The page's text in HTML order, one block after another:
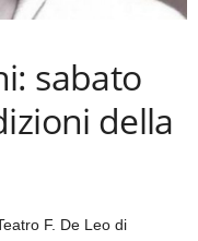
sabato
della
F. De Leo di